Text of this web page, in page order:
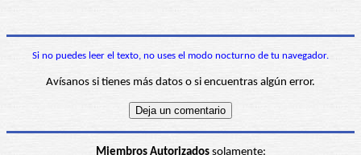
Si no puedes leer el texto, no uses el modo nocturno de tu navegador.
Avísanos si tienes más datos o si encuentras algún error.
Miembros Autorizadossolamente: